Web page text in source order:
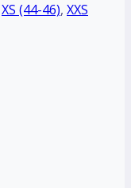
XS (44-46), XXS